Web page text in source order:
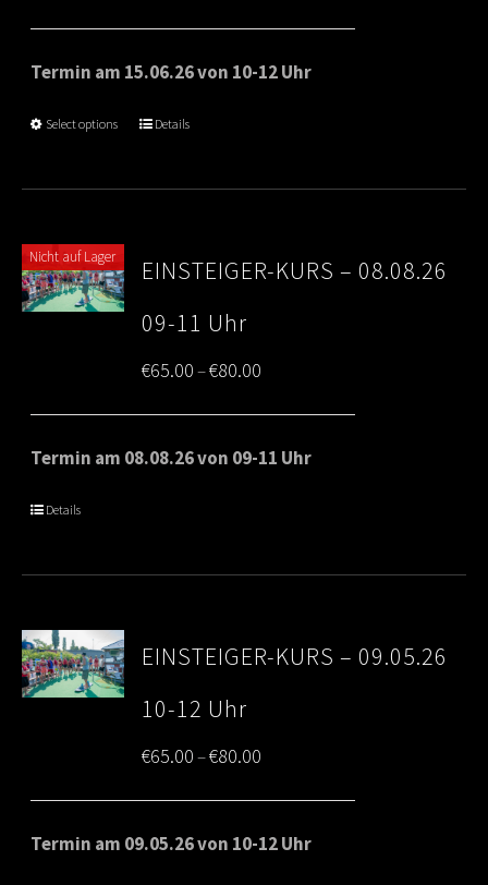
range:
€65.00
Termin am 15.06.26 von 10-12 Uhr
Select options Details
Nicht auf Lager
EINSTEIGER-KURS – 08.08.26
09-11 Uhr
€65.00–€80.00
range:
€65.00
Termin am 08.08.26 von 09-11 Uhr
Details
EINSTEIGER-KURS – 09.05.26
10-12 Uhr
€65.00–€80.00
range:
€65.00
Termin am 09.05.26 von 10-12 Uhr